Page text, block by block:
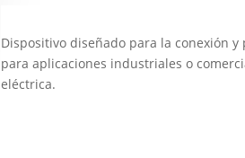
Dispositivo diseñado para la conexión
para aplicaciones industriales o
eléctrica.